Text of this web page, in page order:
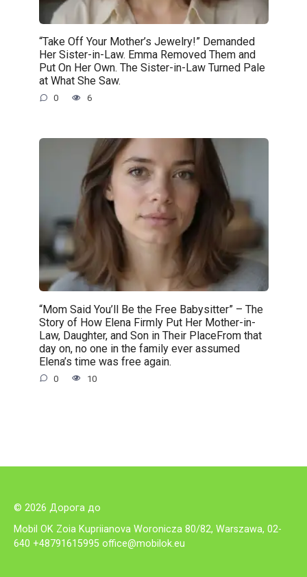
“Take Off Your Mother’s Jewelry!” Demanded
Her Sister-in-Law. Emma Removed Them and
Put On Her Own. The Sister-in-Law Turned Pale
at What She Saw.
0 6
“Mom Said You’ll Be the Free Babysitter” – The
Story of How Elena Firmly Put Her Mother-in-
Law, Daughter, and Son in Their PlaceFrom that
day on, no one in the family ever assumed
Elena’s time was free again.
0 10
© 2026 Дорога до
Mobil OK Zoia Kupriianova Woronicza 80/82, Warszawa, 02-
640 +48791615995 office@mobilok.eu